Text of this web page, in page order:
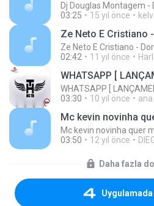
Dj Douglas Montagem -
03:25
15 yıl önce
02:42
11 yıl önce
WHATSAPP [
WHATSAPP [
03:30
10 yıl önce ana
Mc kevin novinha quer
03:50
12 yıl önce
Daha fazla